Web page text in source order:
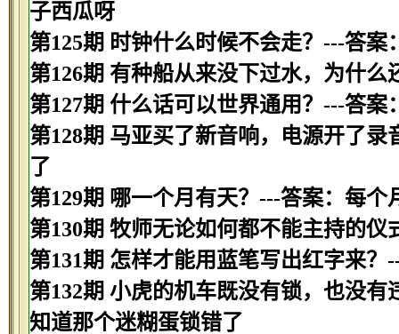
子西瓜呀
第125期 时钟什么时候不会走？---答案
第126期 有种船从来没下过水，为什
第127期 什么话可以世界通用？---答案
第128期 马亚买了新音响，电源开了
了
第129期 哪一个月有天？---答案：每个
第130期 牧师无论如何都不能主持的
第131期 怎样才能用蓝笔写出红字来？
第132期 小虎的机车既没有锁，也没
知道那个迷糊蛋锁错了